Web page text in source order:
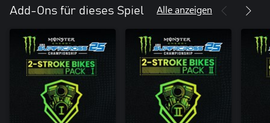
Add-Ons für dieses Spiel Alle anzeigen